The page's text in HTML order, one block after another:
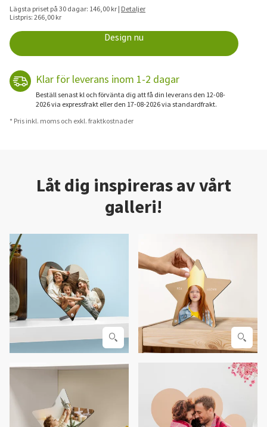
Lägsta priset på 30 dagar: 146,00 kr | Detaljer
Listpris: 266,00 kr
Design nu
Klar för leverans inom 1-2 dagar
Beställ senast kl och förvänta dig att få din leverans den 12-08-
2026 via expressfrakt eller den 17-08-2026 via standardfrakt.
* Pris inkl. moms och exkl. fraktkostnader
Låt dig inspireras av vårt
galleri!